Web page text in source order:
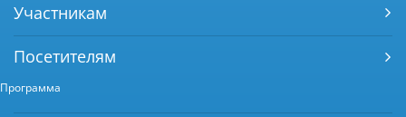
Участникам
Посетителям
Программа